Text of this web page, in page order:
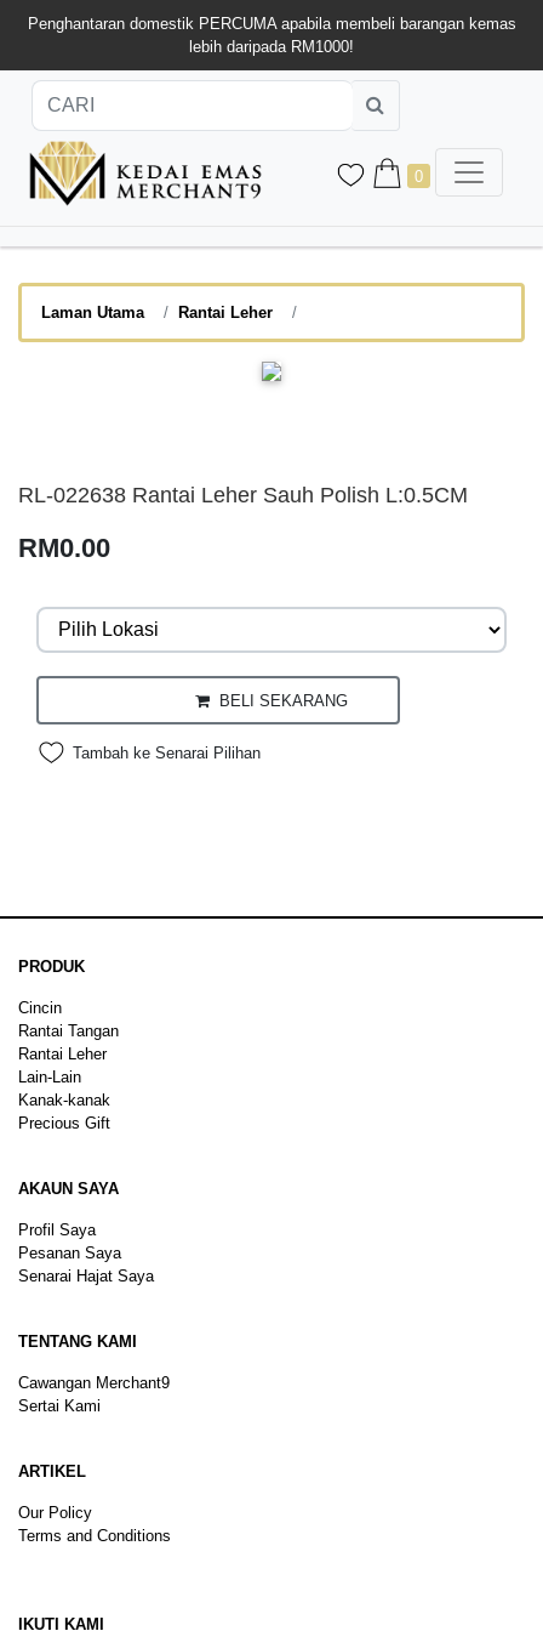
Penghantaran domestik PERCUMA apabila membeli barangan kemas
lebih daripada RM1000!
0
Laman Utama Rantai Leher
RL-022638 Rantai Leher Sauh Polish L:0.5CM
RM0.00
BELI SEKARANG
Tambah ke Senarai Pilihan
PRODUK
Cincin
Rantai Tangan
Rantai Leher
Lain-Lain
Kanak-kanak
Precious Gift
AKAUN SAYA
Profil Saya
Pesanan Saya
Senarai Hajat Saya
TENTANG KAMI
Cawangan Merchant9
Sertai Kami
ARTIKEL
Our Policy
Terms and Conditions
IKUTI KAMI